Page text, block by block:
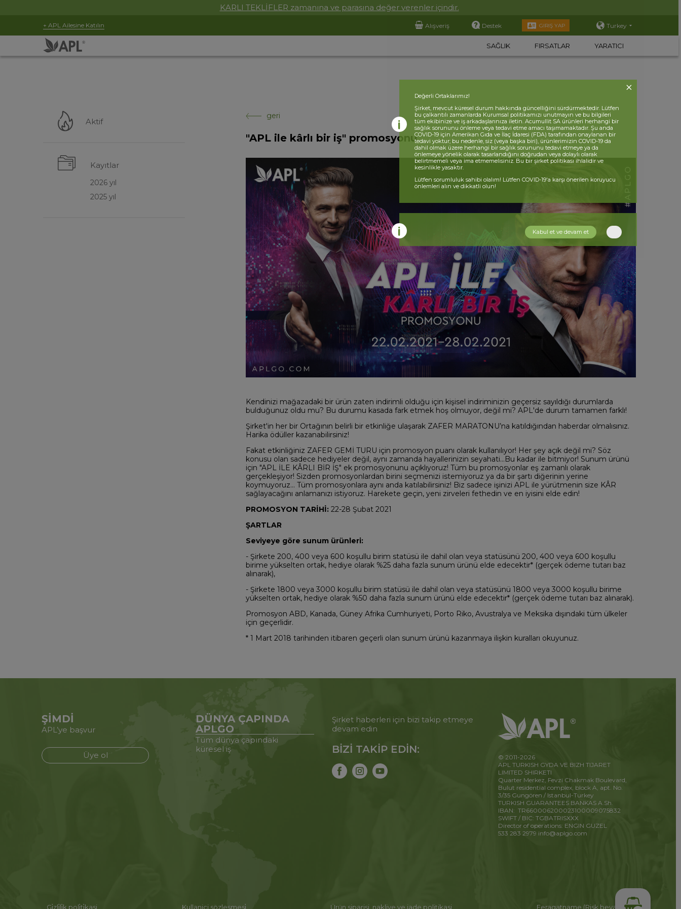
KARLI TEKLİFLER zamanına ve parasına değer verenler içindir.
+ APL Ailesine Katılın Alışveriş Destek GIRIŞ YAP Turkey
SAĞLIK FIRSATLAR YARATICI
Aktif
Kayıtlar
2026 yıl
2025 yıl
geri
"APL ile kârlı bir iş" promosyonu
Kendinizi mağazadaki bir ürün zaten indirimli olduğu için kişisel indiriminizin geçersiz sayıldığı durumlarda
bulduğunuz oldu mu? Bu durumu kasada fark etmek hoş olmuyor, değil mi? APL'de durum tamamen farklı!
Şirket'in her bir Ortağının belirli bir etkinliğe ulaşarak ZAFER MARATONU’na katıldığından haberdar olmalısınız.
Harika ödüller kazanabilirsiniz!
Fakat etkinliğiniz ZAFER GEMİ TURU için promosyon puanı olarak kullanılıyor! Her şey açık değil mi? Söz
konusu olan sadece hediyeler değil, aynı zamanda hayallerinizin seyahati...Bu kadar ile bitmiyor! Sunum ürünü
için "APL İLE KÂRLI BİR İŞ" ek promosyonunu açıklıyoruz! Tüm bu promosyonlar eş zamanlı olarak
gerçekleşiyor! Sizden promosyonlardan birini seçmenizi istemiyoruz ya da bir şartı diğerinin yerine
koymuyoruz... Tüm promosyonlara aynı anda katılabilirsiniz! Biz sadece işinizi APL ile yürütmenin size KÂR
sağlayacağını anlamanızı istiyoruz. Harekete geçin, yeni zirveleri fethedin ve en iyisini elde edin!
PROMOSYON TARİHİ: 22-28 Şubat 2021
ŞARTLAR
Seviyeye göre sunum ürünleri:
- Şirkete 200, 400 veya 600 koşullu birim statüsü ile dahil olan veya statüsünü 200, 400 veya 600 koşullu
birime yükselten ortak, hediye olarak %25 daha fazla sunum ürünü elde edecektir* (gerçek ödeme tutarı baz
alınarak),
- Şirkete 1800 veya 3000 koşullu birim statüsü ile dahil olan veya statüsünü 1800 veya 3000 koşullu birime
yükselten ortak, hediye olarak %50 daha fazla sunum ürünü elde edecektir* (gerçek ödeme tutarı baz alınarak).
Promosyon ABD, Kanada, Güney Afrika Cumhuriyeti, Porto Riko, Avustralya ve Meksika dışındaki tüm ülkeler
için geçerlidir.
* 1 Mart 2018 tarihinden itibaren geçerli olan sunum ürünü kazanmaya ilişkin kuralları okuyunuz.
ŞİMDİ
APL’ye başvur
Üye ol
DÜNYA ÇAPINDA
APLGO
Tüm dünya çapındaki
küresel iş
Şirket haberleri için bizi takip etmeye
devam edin
BİZİ TAKİP EDİN:
© 2011-2026
APL TURKISH GYDA VE BIZH TIJARET
LIMITED SHIRKETI
Quarter Merkez, Fevzi Chakmak Boulevard,
Bulut residential complex, block A, apt. No.
3/35 Gungören / Istanbul-Turkey
TURKISH GUARANTEES BANKAS A.Sh.
IBAN: TR660006200023100009075832
SWIFT / BIC: TGBATRISXXX
Director of operations: ENGIN GUZEL
533 283 2979 info@aplgo.com
Gi̇zli̇li̇k poli̇ti̇kasi Kullanici sözleşmesi̇ Ürün siparişi, nakliye ve iade politikasi Feragatname (Risk beyanı)
Değerli Ortaklarımız!
Şirket, mevcut küresel durum hakkında güncelliğini sürdürmektedir. Lütfen
bu çalkantılı zamanlarda Kurumsal politikamızı unutmayın ve bu bilgileri
tüm ekibinize ve iş arkadaşlarınıza iletin. Acumullit SA ürünleri herhangi bir
sağlık sorununu önleme veya tedavi etme amacı taşımamaktadır. Şu anda
COVID-19 için Amerikan Gıda ve İlaç İdaresi (FDA) tarafından onaylanan bir
tedavi yoktur; bu nedenle, siz (veya başka biri), ürünlerimizin COVID-19 da
dahil olmak üzere herhangi bir sağlık sorununu tedavi etmeye ya da
önlemeye yönelik olarak tasarlandığını doğrudan veya dolaylı olarak
belirtmemeli veya ima etmemelisiniz. Bu bir şirket politikası ihlalidir ve
kesinlikle yasaktır.
Lütfen sorumluluk sahibi olalım! Lütfen COVID-19'a karşı önerilen koruyucu
önlemleri alın ve dikkatli olun!
Kabul et ve devam et